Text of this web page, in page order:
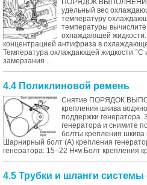
ПОРЯДОК ВЫПОЛНЕНИЯ
удельный вес
температуру
температуры
охлаждающей
концентрацией антифриза в
Температура охлаждающей жидкости °C
замерзания ...
4.4 Поликлиновой ремень
Снятие ПОРЯДОК
крепления шкива
поддержки генератора.
генератора и снимите
болты крепления шкива
Шарнирный болт (А) крепления
генератора: 15–22 Н•м Болт крепления
4.5 Трубки и шланги